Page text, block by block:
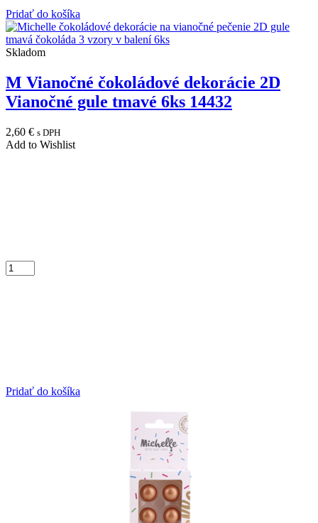
Pridať do košíka
Skladom
M Vianočné čokoládové dekorácie 2D
Vianočné gule tmavé 6ks 14432
2,60 € s DPH
Add to Wishlist
Pridať do košíka